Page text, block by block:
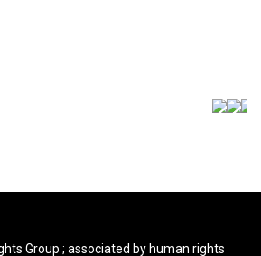
Group ; associated by human rights